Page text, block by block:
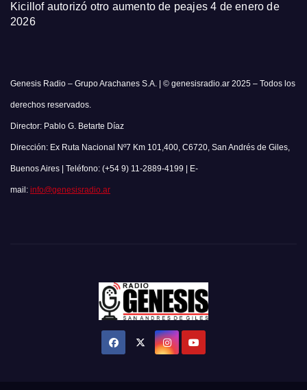
Kicillof autorizó otro aumento de peajes 4 de enero de
2026
Genesis Radio – Grupo Arachanes S.A. | © genesisradio.ar 2025 – Todos los
derechos reservados.
Director: Pablo G. Betarte Díaz
Dirección: Ex Ruta Nacional Nº7 Km 101,400, C6720, San Andrés de Giles,
Buenos Aires | Teléfono: (+54 9) 11-2889-4199 | E-
mail: info@genesisradio.ar